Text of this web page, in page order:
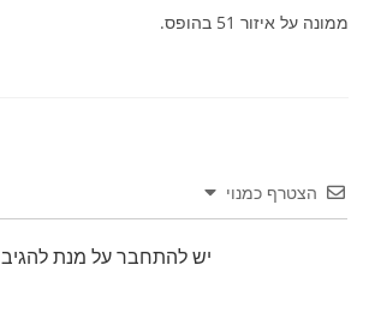
ממונה על איזור 51 בהופס.
הצטרף כמנוי
יש להתחבר על מנת להגיב